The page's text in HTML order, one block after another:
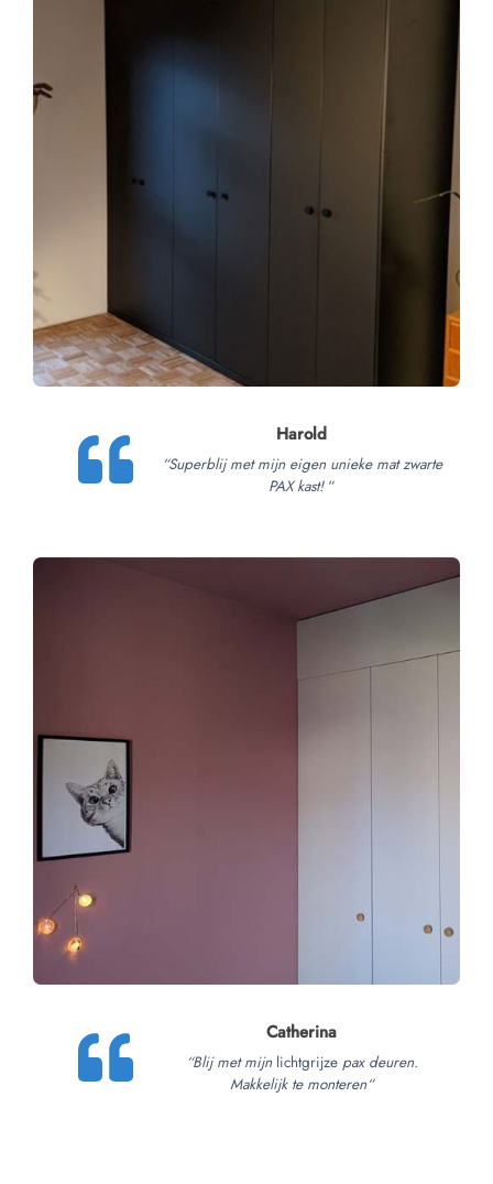
Harold
“Superblij met mijn eigen unieke mat zwarte
PAX kast! “
Catherina
“Blij met mijn lichtgrijze pax deuren.
Makkelijk te monteren“